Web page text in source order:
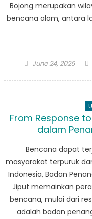
Bojong merupakan
bencana alam, antara
Posted
June 24, 2026
From Response
dalam
Bencana dapat
masyarakat terpuruk
Indonesia, Badan
Jiput memainkan
bencana, mulai dari
adalah badan